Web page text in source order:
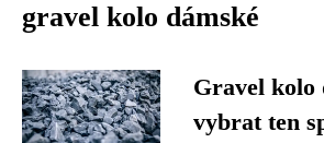
gravel kolo dámské
Gravel kolo
vybrat ten